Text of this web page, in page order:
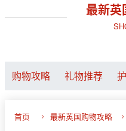
最新英
购物攻略 礼物推荐
首页 最新英国购物攻略